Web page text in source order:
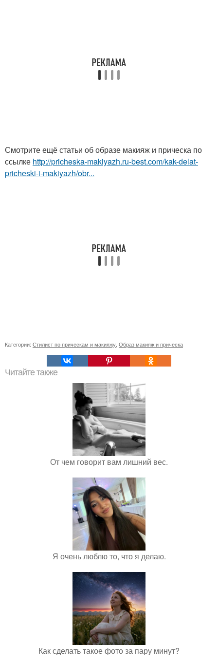
Смотрите ещё статьи об образе макияж и прическа по
ссылке http://pricheska-makiyazh.ru-best.com/kak-delat-
pricheski-i-makiyazh/obr...
Категории: Стилист по прическам и макияжу Образ макияж и прическа
Читайте также
От чем говорит вам лишний вес.
Я очень люблю то, что я делаю.
Как сделать такое фото за пару минут?